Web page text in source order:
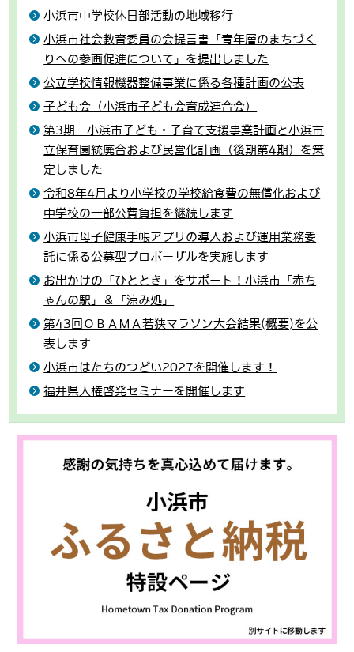
小浜市中学校休日部活動の地域移行
小浜市社会教育委員の会提言書「青年層のまちづく
りへの参画促進について」を提出しました
公立学校情報機器整備事業に係る各種計画の公表
子ども会（小浜市子ども会育成連合会）
第3期 小浜市子ども・子育て支援事業計画と小浜市
立保育園統廃合および民営化計画（後期第4期）を策
定しました
令和8年4月より小学校の学校給食費の無償化および
中学校の一部公費負担を継続します
小浜市母子健康手帳アプリの導入および運用業務委
託に係る公募型プロポーザルを実施します
お出かけの「ひととき」をサポート！小浜市「赤ち
ゃんの駅」＆「涼み処」
第43回ＯＢＡＭＡ若狭マラソン大会結果(概要)を公
表します
小浜市はたちのつどい2027を開催します！
福井県人権啓発セミナーを開催します